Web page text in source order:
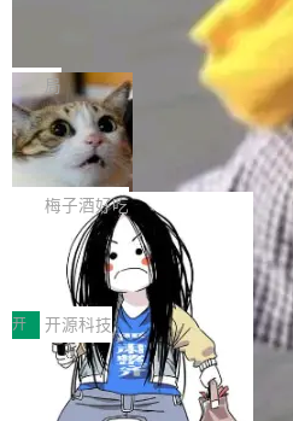
个独立于业务线程的全局通信引擎
Coding 从个人辅助工具逐步走向团
级应用，企业在规模化落地过程中
可控性和代码质量提出了更高要求
安全与合规要求。对于大多数普通
有云模型能够满足快速试用和效率
但对于金融、能源、医疗等对数据
产品应用、支撑保障、专题等五大方
AI算力网关（AI创新平台）成功入
各业的Agent走向规模化建设，算
渐丰富，用户关注的重点也在发生
让AI用起来，还要进一步看清混合
Token花在哪里、算力是否被充分利
续增长的AI成本该如何优化。 深信
正是围绕这些实际问题，从Token
理两个方面，让用户的每一份算力都
得住、用得稳、省得下、更安全！
始，Token使用一目...
Jeff Dean 离开 Google：一个
束，一个实验室的开始
Google 员工编号 20。
Bigtable 作者之一。TensorFlow
Gemini 的架构师。Google 首席科
ean 在 Google 工作了 27 年后，宣
不是一个人走。一同离开的还有
wat（Google 员工编号 23，Jeff
年的编程搭档，MapReduce 和
作者）、Quoc Le（Google 大脑核
q2Seq 和 DocAI 的共同发明人）
yals（Gemini 联合负责人，
局
🔥 SolonCode v2026.8.4 发布
字体可调、22 种语言、记忆搜
打开终端就能上岗的全中文编码智
把「看得清、用母语、记得住」三
齐。 SolonCode 是什么
耳科技研发的企业级终端编码智能
中文驱动的数字员工，自主理解需
骤、编写代码。不挑模型、不挑平台
装完即用。 开源地址：Gitee ·
b 安装 支持 Java 8+（8~26）、
x / Windows / Harmony PC。 #
梅子酒好吃
让“代码语义理解”深度释放AI
价值潜能：华为云码道（
代码仓技术解析
一、代码仓深度理解技术的作用与
程实践中，代码仓是企业核心知识
体。企业级代码仓库通常包含数十
个文件，其规模远超单次模型调用可
文窗口。随着项目规模的持续扩张
开 开源科技
一条“删库”命令跑 17 小时，算法
师删光 89TB 数据只为干私活
最高人民检察院8月4日公布了一起